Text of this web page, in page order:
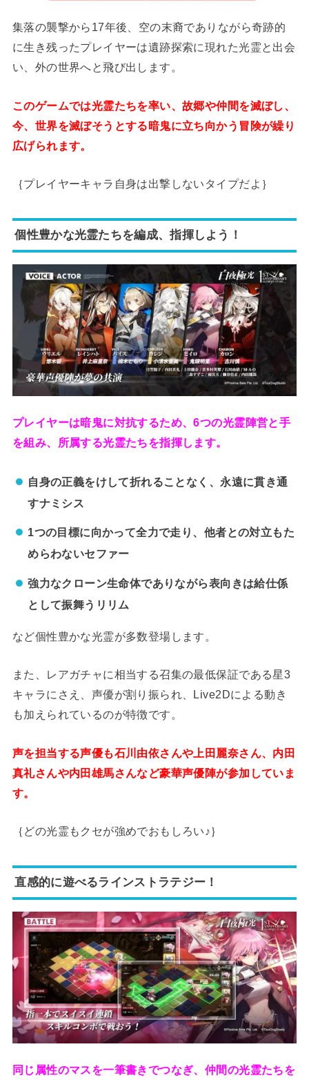
集落の襲撃から17年後、空の末裔でありながら奇跡的
に生き残ったプレイヤーは遺跡探索に現れた光霊と出会
い、外の世界へと飛び出します。
このゲームでは光霊たちを率い、故郷や仲間を滅ぼし、
今、世界を滅ぼそうとする暗鬼に立ち向かう冒険が繰り
広げられます。
｛プレイヤーキャラ自身は出撃しないタイプだよ｝
個性豊かな光霊たちを編成、指揮しよう！
プレイヤーは暗鬼に対抗するため、6つの光霊陣営と手
を組み、所属する光霊たちを指揮します。
自身の正義をけして折れることなく、永遠に貫き通
すナミシス
1つの目標に向かって全力で走り、他者との対立もた
めらわないセファー
強力なクローン生命体でありながら表向きは給仕係
として振舞うリリム
など個性豊かな光霊が多数登場します。
また、レアガチャに相当する召集の最低保証である星3
キャラにさえ、声優が割り振られ、Live2Dによる動き
も加えられているのが特徴です。
声を担当する声優も石川由依さんや上田麗奈さん、内田
真礼さんや内田雄馬さんなど豪華声優陣が参加していま
す。
｛どの光霊もクセが強めでおもしろい♪｝
直感的に遊べるラインストラテジー！
同じ属性のマスを一筆書きでつなぎ、仲間の光霊たちを